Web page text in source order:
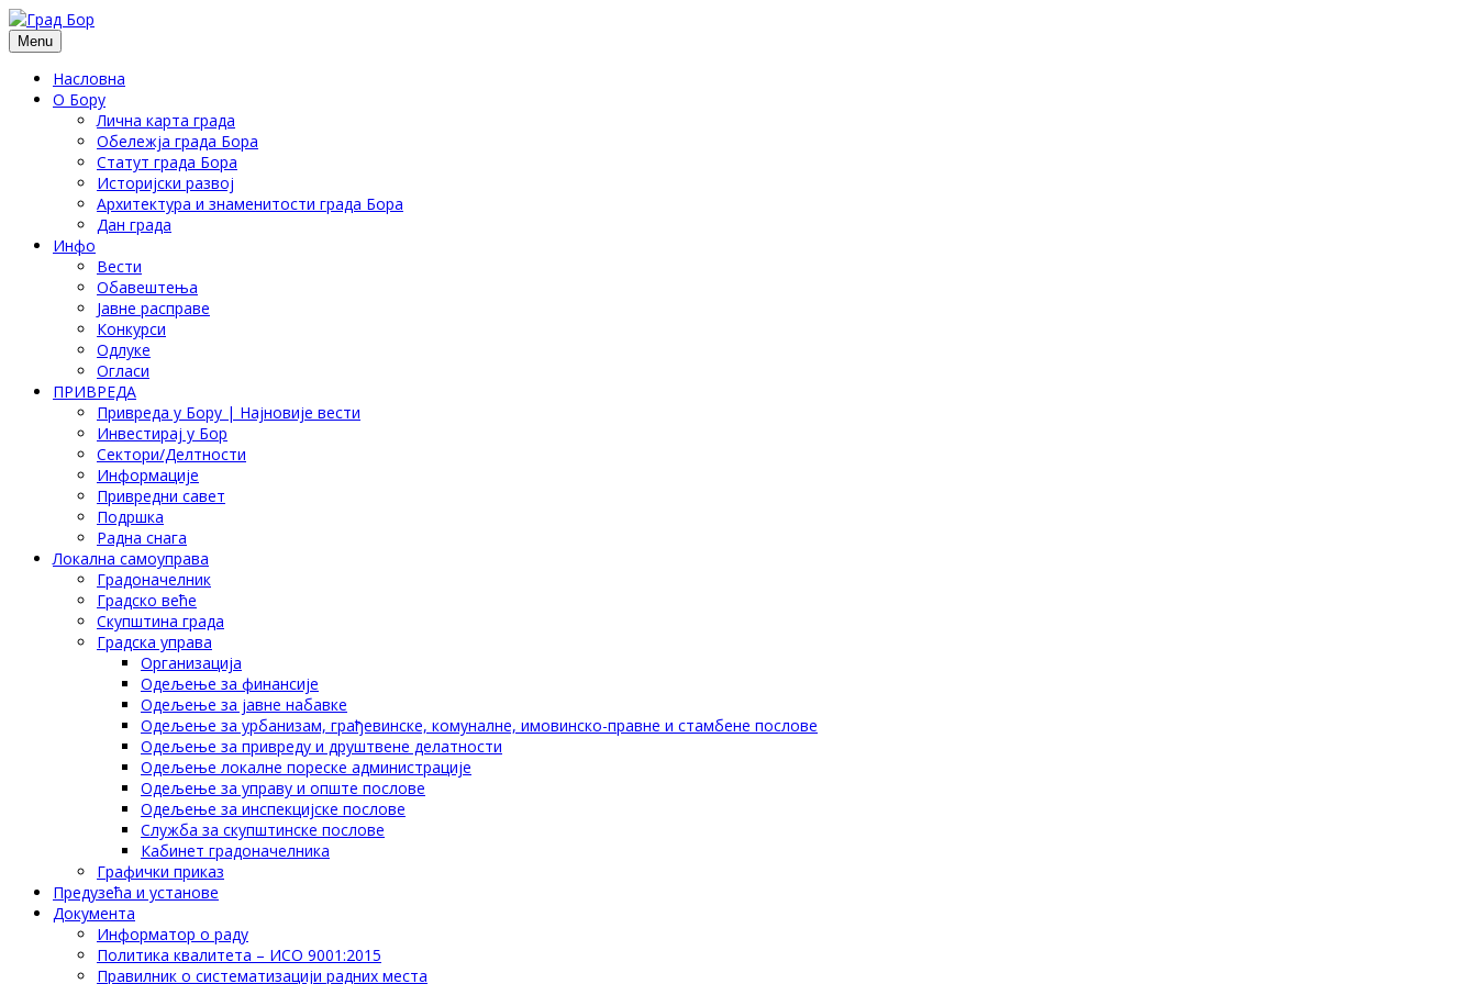
Menu
Насловна
О Бору
Лична карта града
Обележја града Бора
Статут града Бора
Историјски развој
Архитектура и знаменитости града Бора
Дан града
Инфо
Вести
Обавештења
Јавне расправе
Конкурси
Одлуке
Огласи
ПРИВРЕДА
Привреда у Бору | Најновије вести
Инвестирај у Бор
Сектори/Делтности
Информације
Привредни савет
Подршка
Радна снага
Локална самоуправа
Градоначелник
Градско веће
Скупштина града
Градска управа
Организација
Одељење за финансије
Одељење за јавне набавке
Одељење за урбанизам, грађевинске, комуналне, имовинско-правне и стамбене послове
Одељење за привреду и друштвене делатности
Одељење локалне пореске администрације
Одељење за управу и опште послове
Одељење за инспекцијске послове
Служба за скупштинске послове
Кабинет градоначелника
Графички приказ
Предузећа и установе
Документа
Информатор о раду
Политика квалитета – ИСО 9001:2015
Правилник о систематизацији радних места